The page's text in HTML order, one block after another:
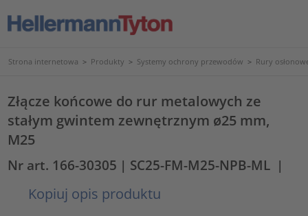
Strona internetowa > Produkty > Systemy ochrony przewodów > Rury
Złącze końcowe do rur metalowych ze
stałym gwintem zewnętrznym ø25 mm,
M25
Nr art. 166-30305 | SC25-FM-M25-NPB-ML |
Kopiuj opis produktu